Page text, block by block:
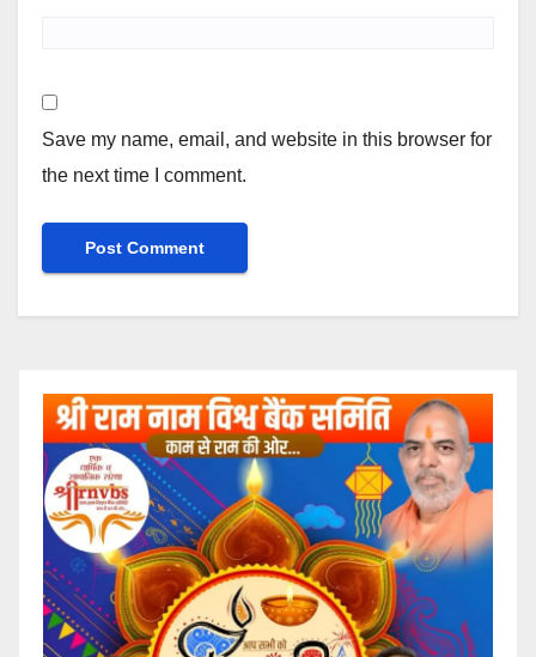
Save my name, email, and website in this browser for
the next time I comment.